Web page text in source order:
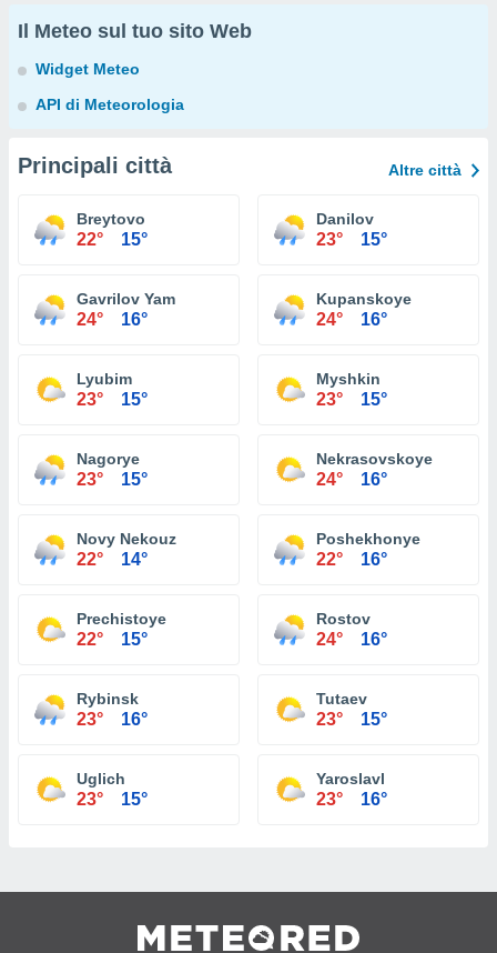
Il Meteo sul tuo sito Web
Widget Meteo
API di Meteorologia
Principali città Altre città
Breytovo
22° 15°
Danilov
23° 15°
Gavrilov Yam
24° 16°
Kupanskoye
24° 16°
Lyubim
23° 15°
Myshkin
23° 15°
Nagorye
23° 15°
Nekrasovskoye
24° 16°
Novy Nekouz
22° 14°
Poshekhonye
22° 16°
Prechistoye
22° 15°
Rostov
24° 16°
Rybinsk
23° 16°
Tutaev
23° 15°
Uglich
23° 15°
Yaroslavl
23° 16°